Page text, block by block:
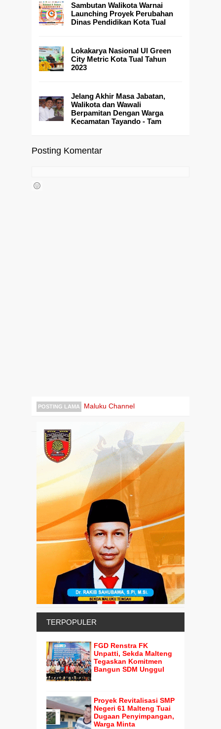
Sambutan Walikota Warnai
Launching Proyek Perubahan
Dinas Pendidikan Kota Tual
Lokakarya Nasional UI Green
City Metric Kota Tual Tahun
2023
Jelang Akhir Masa Jabatan,
Walikota dan Wawali
Berpamitan Dengan Warga
Kecamatan Tayando - Tam
Posting Komentar
POSTING LAMA Maluku Channel
TERPOPULER
FGD Renstra FK
Unpatti, Sekda Malteng
Tegaskan Komitmen
Bangun SDM Unggul
Proyek Revitalisasi SMP
Negeri 61 Malteng Tuai
Dugaan Penyimpangan,
Warga Minta